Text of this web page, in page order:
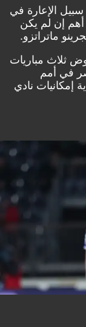
الإعارة في
إن لم يكن
ماتراتزو.
ثلاث مباريات
في أمم
إمكانيات نادي